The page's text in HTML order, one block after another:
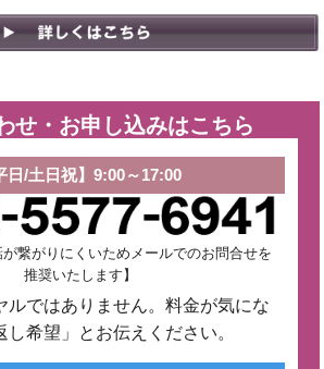
せ・お申し込みはこちら
日/土日祝】9:00～17:00
が繋がりにくいためメールでのお問合せを
推奨いたします】
ではありません。料金が気にな
し希望」とお伝えください。